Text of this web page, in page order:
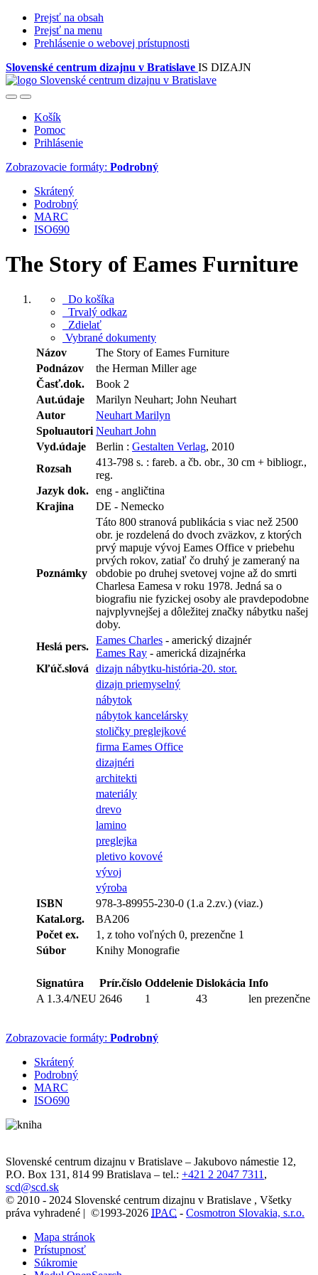
Prejsť na obsah
Prejsť na menu
Prehlásenie o webovej prístupnosti
Slovenské centrum dizajnu v Bratislave IS DIZAJN
Košík
Pomoc
Prihlásenie
Zobrazovacie formáty: Podrobný
Skrátený
Podrobný
MARC
ISO690
The Story of Eames Furniture
Do košíka
Trvalý odkaz
Zdielať
Vybrané dokumenty
Názov
The Story of Eames Furniture
Podnázov
the Herman Miller age
Časť.dok.
Book 2
Aut.údaje
Marilyn Neuhart; John Neuhart
Autor
Neuhart Marilyn
Spoluautori Neuhart John
Vyd.údaje
Berlin : Gestalten Verlag, 2010
Rozsah
413-798 s. : fareb. a čb. obr., 30 cm + bibliogr.,
reg.
Jazyk dok. eng - angličtina
Krajina
DE - Nemecko
Poznámky
Táto 800 stranová publikácia s viac než 2500
obr. je rozdelená do dvoch zväzkov, z ktorých
prvý mapuje vývoj Eames Office v priebehu
prvých rokov, zatiaľ čo druhý je zameraný na
obdobie po druhej svetovej vojne až do smrti
Charlesa Eamesa v roku 1978. Jedná sa o
biografiu nie fyzickej osoby ale pravdepodobne
najvplyvnejšej a dôležitej značky nábytku našej
doby.
Heslá pers.
Eames Charles - americký dizajnér
Eames Ray - americká dizajnérka
Kľúč.slová
dizajn nábytku-história-20. stor.
dizajn priemyselný
nábytok
nábytok kancelársky
stoličky preglejkové
firma Eames Office
dizajnéri
architekti
materiály
drevo
lamino
preglejka
pletivo kovové
vývoj
výroba
ISBN
978-3-89955-230-0 (1.a 2.zv.) (viaz.)
Katal.org.
BA206
Počet ex.
1, z toho voľných 0, prezenčne 1
Súbor
Knihy Monografie
Signatúra Prír.číslo Oddelenie Dislokácia Info
A 1.3.4/NEU 2646 1 43 len prezenčne
Zobrazovacie formáty: Podrobný
Skrátený
Podrobný
MARC
ISO690
Slovenské centrum dizajnu v Bratislave – Jakubovo námestie 12,
P.O. Box 131, 814 99 Bratislava – tel.: +421 2 2047 7311 ,
scd@scd.sk
© 2010 - 2024 Slovenské centrum dizajnu v Bratislave , Všetky
práva vyhradené | ©1993-2026 IPAC - Cosmotron Slovakia, s.r.o.
Mapa stránok
Prístupnosť
Súkromie